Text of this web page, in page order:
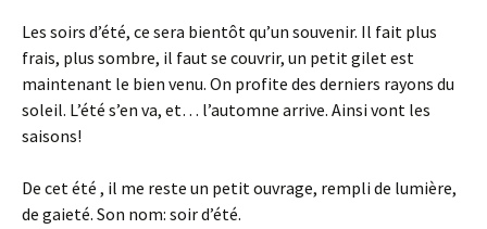
Les soirs d’été, ce sera bientôt qu’un souvenir. Il fait plus
frais, plus sombre, il faut se couvrir, un petit gilet est
maintenant le bien venu. On profite des derniers rayons du
soleil. L’été s’en va, et… l’automne arrive. Ainsi vont les
saisons!
De cet été , il me reste un petit ouvrage, rempli de lumière,
de gaieté. Son nom: soir d’été.